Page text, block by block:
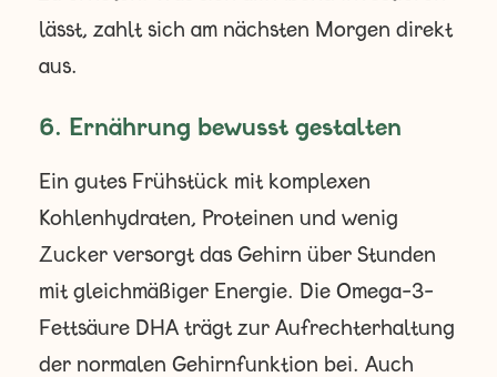
lässt, zahlt sich am nächsten Morgen direkt
aus.
6. Ernährung bewusst gestalten
Ein gutes Frühstück mit komplexen
Kohlenhydraten, Proteinen und wenig
Zucker versorgt das Gehirn über Stunden
mit gleichmäßiger Energie. Die Omega-3-
Fettsäure DHA trägt zur Aufrechterhaltung
der normalen Gehirnfunktion bei. Auch